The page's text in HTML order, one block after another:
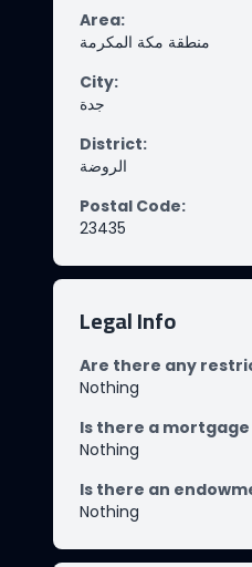
Area:
منطقة مكة المكرمة
City:
جدة
District:
الروضة
Postal Code:
23435
Legal Info
Are there any
Nothing
Is there a mortgage
Nothing
Is there an
Nothing